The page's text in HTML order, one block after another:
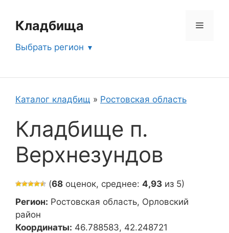
содержимому
Кладбища Меню
Выбрать регион
Каталог кладбищ » Ростовская область
Кладбище п.
Верхнезундов
(68 оценок, среднее: 4,93 из 5)
Регион: Ростовская область, Орловский
район
Координаты: 46.788583, 42.248721